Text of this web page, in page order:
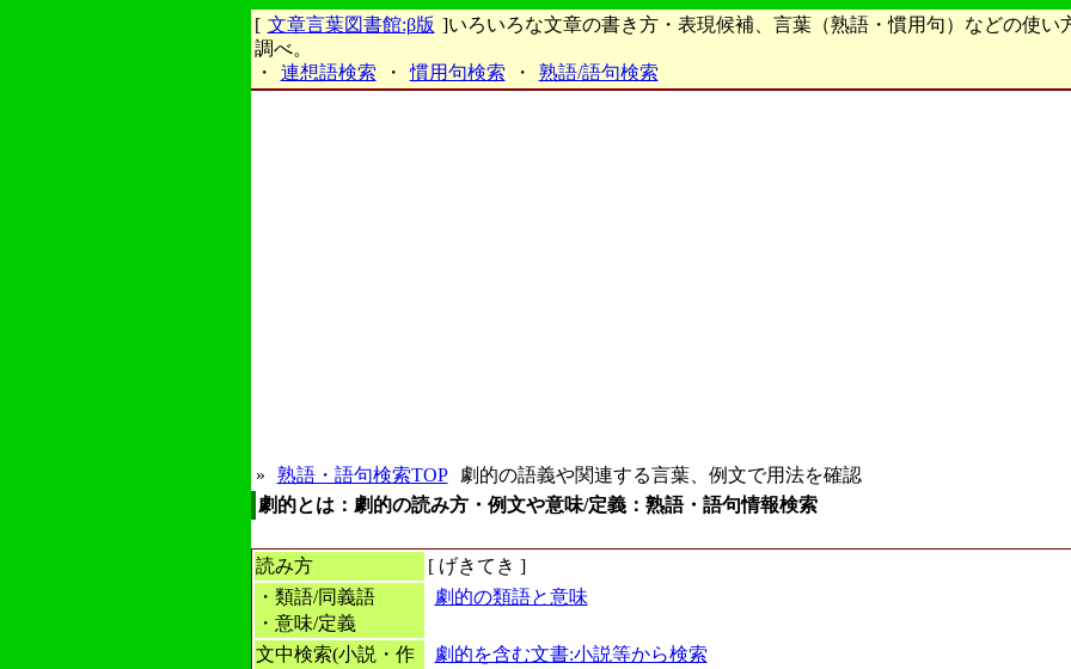
[ 文章言葉図書館:β版 ]いろいろな文章の書き方・表現候補、言葉（熟語・慣用句）などの使い
調べ。
・
連想語検索 ・ 慣用句検索 ・ 熟語/語句検索
» 熟語・語句検索TOP
劇的の語義や関連する言葉、例文で用法を確認
劇的とは：劇的の読み方・例文や意味/定義：熟語・語句情報検索
読み方 [ げきてき ]
・類語/同義語
・意味/定義
劇的の類語と意味
文中検索(小説・作
劇的を含む文書:小説等から検索